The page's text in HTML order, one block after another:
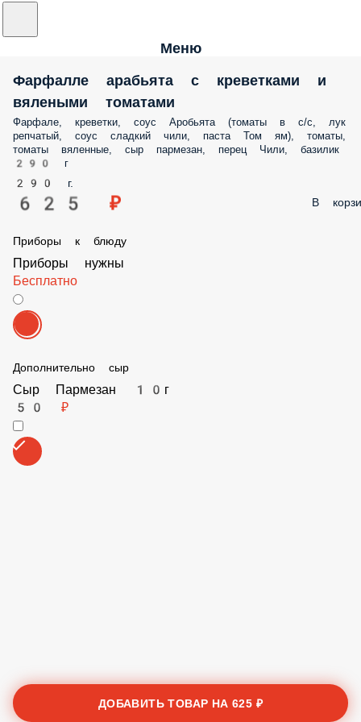
Меню
Фарфалле арабьята с креветками и
вялеными томатами
Фарфале, креветки, соус Аробьята (томаты в с/с, лук репчатый, соус
сладкий чили, паста Том ям), томаты, томаты вяленные, сыр
перец Чили, базилик 290 г
290 г.
625 ₽
Приборы нужны
Бесплатно
Дополнительно сыр
Сыр Пармезан 10г
50 ₽
ДОБАВИТЬ ТОВАР НА625 ₽